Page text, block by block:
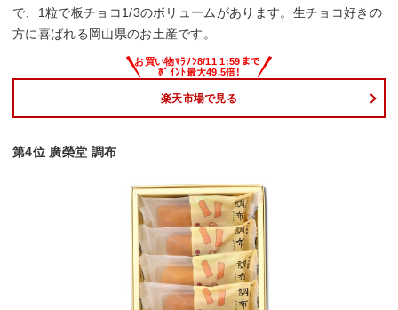
で、1粒で板チョコ1/3のボリュームがあります。生チョコ好きの
方に喜ばれる岡山県のお土産です。
楽天市場で見る
第4位 廣榮堂 調布